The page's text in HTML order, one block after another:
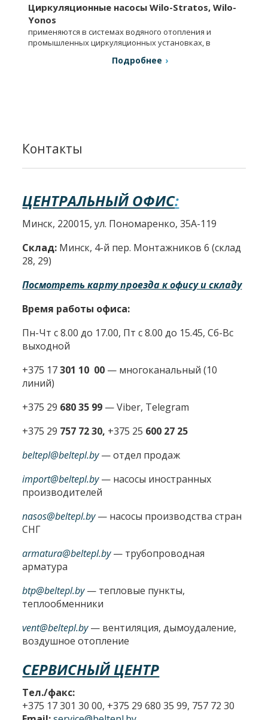
Циркуляционные насосы Wilo-Stratos, Wilo-
Yonos
применяются в системах водяного отопления и
промышленных циркуляционных установках, в
Подробнее
Контакты
ЦЕНТРАЛЬНЫЙ ОФИС:
Минск, 220015, ул. Пономаренко, 35А-119
Склад: Минск, 4-й пер. Монтажников 6 (склад
28, 29)
Посмотреть карту проезда к офису и складу
Время работы офиса:
Пн-Чт с 8.00 до 17.00, Пт с 8.00 до 15.45, Сб-Вс
выходной
+375 17301 10 00 — многоканальный (10
линий)
+375 29 680 35 99 — Viber, Telegram
+375 29 757 72 30, +375 25 600 27 25
beltepl@beltepl.by— отдел продаж
import@beltepl.by— насосы иностранных
производителей
nasos@beltepl.by— насосы производства стран
СНГ
armatura@beltepl.by— трубопроводная
арматура
btp@beltepl.by— тепловые пункты,
теплообменники
vent@beltepl.by— вентиляция, дымоудаление,
воздушное отопление
СЕРВИСНЫЙ ЦЕНТР
Тел./факс:
+375 17 301 30 00, +375 29 680 35 99, 757 72 30